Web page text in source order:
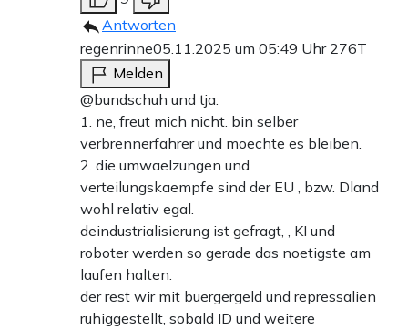
Antworten
regenrinne05.11.2025 um 05:49 Uhr 276T
Melden
@bundschuh und tja:
1. ne, freut mich nicht. bin selber
verbrennerfahrer und moechte es bleiben.
2. die umwaelzungen und
verteilungskaempfe sind der EU , bzw. Dland
wohl relativ egal.
deindustrialisierung ist gefragt, , KI und
roboter werden so gerade das noetigste am
laufen halten.
der rest wir mit buergergeld und repressalien
ruhiggestellt, sobald ID und weitere